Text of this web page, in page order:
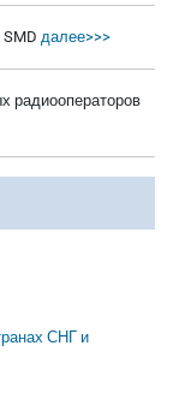
далее>>>
радиооператоров
СНГ и